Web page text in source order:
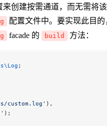
创建按需通道，而无需将
配置文件中。要实现此目的
facade 的 build 方法：
Log ;
custom.log' ),
);